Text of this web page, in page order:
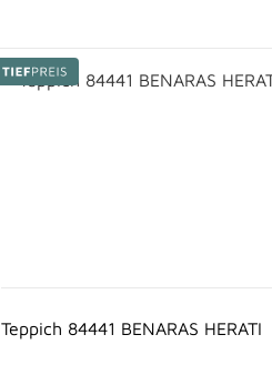
Teppich 84441 BENARAS HERATI